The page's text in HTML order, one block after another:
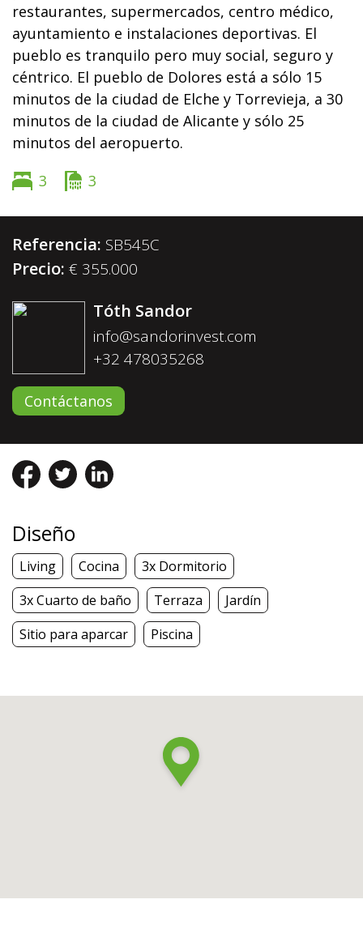
restaurantes, supermercados, centro médico,
ayuntamiento e instalaciones deportivas. El
pueblo es tranquilo pero muy social, seguro y
céntrico. El pueblo de Dolores está a sólo 15
minutos de la ciudad de Elche y Torrevieja, a 30
minutos de la ciudad de Alicante y sólo 25
minutos del aeropuerto.
3
3
Referencia: SB545C
Precio: € 355.000
Tóth Sandor
info@sandorinvest.com
+32 478035268
Contáctanos
Diseño
Living Cocina
3x Dormitorio
3x Cuarto de baño
Terraza
Jardín
Sitio para aparcar
Piscina